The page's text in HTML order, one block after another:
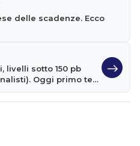
delle scadenze. Ecco
livelli sotto 150 pb
Oggi primo test